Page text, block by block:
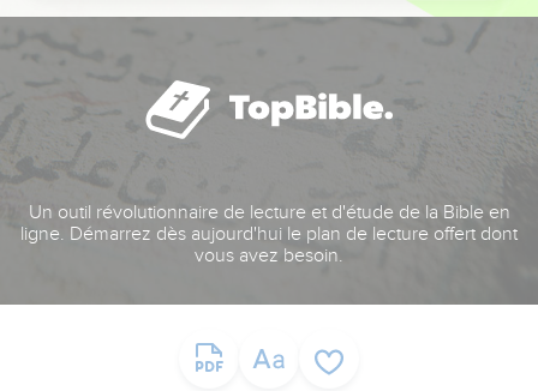
Un outil révolutionnaire de lecture et d'étude de la Bible en
ligne. Démarrez dès aujourd'hui le plan de lecture offert dont
vous avez besoin.